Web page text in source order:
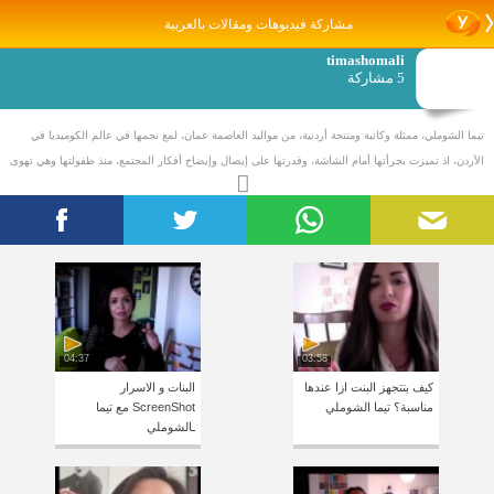
مشاركة فيديوهات ومقالات بالعربية
timashomali
5 مشاركة
تيما الشوملي، ممثلة وكاتبة ومنتجة أردنية، من مواليد العاصمة عمان، لمع نجمها في عالم الكوميديا في
الأردن، اذ تميزت بجرأتها أمام الشاشة، وقدرتها على إيصال وإيضاح أفكار المجتمع، منذ طفولتها وهي تهوى
تخرجت من المدرسة بمعدل متفوق ولم تتمكن من الالتحاق بجامعة متخصصة بتدريس المجال الذي تهواه،
فالتحقت بكلية إدارة الأعمال بكالوريوس علوم مالية و مصرفية، ولكن بالرغم من ذلك لم تتوقف عن
الكتابة الى ان تعرفت على الهيئة الملكية للأفلام و نشاطاتها، و بدأت بالمشاركة بدورات مكثفة في صناعة
الافلام و هناك صنعت أول فيلم قصير لها، ثم تقدمت إلى دراسة الماجستير في الفنون السينمائية بعد
تأسيس معهد البحر الأحمر للفنون السنمائية وتخرجت بشهادة ماجستير تخصص انتاج و كتابة.
03:58
كيف بتتجهز البنت ازا عندها
مناسبة؟ تيما الشوملي
04:37
البنات و الاسرار
ScreenShot مع تيما
ـالشوملي